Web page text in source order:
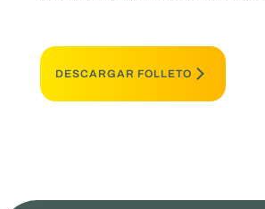
DESCARGAR FOLLETO